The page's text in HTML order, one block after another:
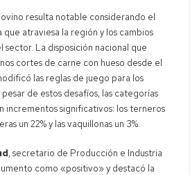
resulta notable considerando el
atraviesa la región y los cambios
La disposición nacional que
cortes de carne con hueso desde el
las reglas de juego para los
de estos desafíos, las categorías
incrementos significativos: los terneros
un 22% y las vaquillonas un 3%.
, secretario de Producción e Industria
como «positivo» y destacó la